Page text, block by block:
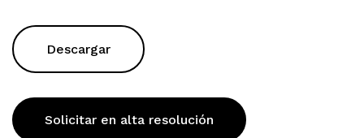
Descargar
Solicitar en alta resolución